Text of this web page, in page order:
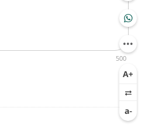
500